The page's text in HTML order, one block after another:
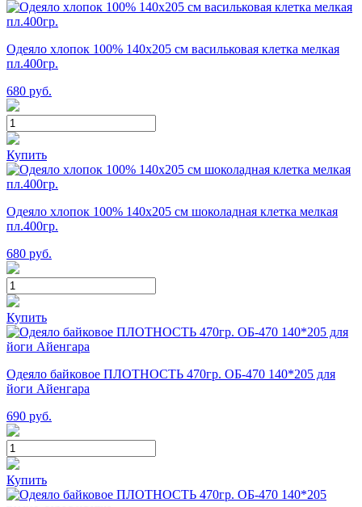
Одеяло хлопок 100% 140х205 см васильковая клетка мелкая
пл.400гр.
680 руб.
Купить
Одеяло хлопок 100% 140х205 см шоколадная клетка мелкая
пл.400гр.
680 руб.
Купить
Одеяло байковое ПЛОТНОСТЬ 470гр. ОБ-470 140*205 для
йоги Айенгара
690 руб.
Купить